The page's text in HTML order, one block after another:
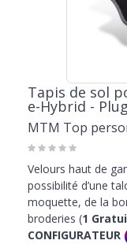
Tapis de sol
e-Hybrid -
MTM Top
Velours haut de
possibilité d’une
moquette, de la
broderies (1
CONFIGURATEUR